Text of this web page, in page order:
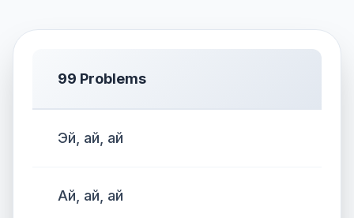
99 Problems
Эй, ай, ай
Ай, ай, ай